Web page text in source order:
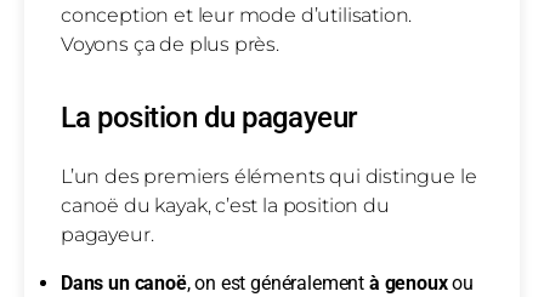
conception et leur mode d’utilisation.
Voyons ça de plus près.
La position du pagayeur
L’un des premiers éléments qui distingue le
canoë du kayak, c’est la position du
pagayeur.
Dans un canoë, on est généralement à genouxou